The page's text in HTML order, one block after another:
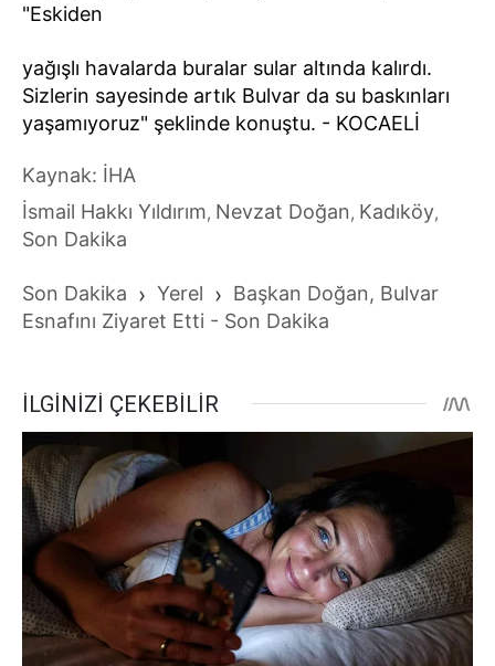
"Eskiden
yağışlı havalarda buralar sular altında kalırdı.
Sizlerin sayesinde artık Bulvar da su baskınları
yaşamıyoruz" şeklinde konuştu. - KOCAELİ
Kaynak: İHA
İsmail Hakkı Yıldırım, Nevzat Doğan, Kadıköy,
Son Dakika
Son Dakika › Yerel › Başkan Doğan, Bulvar
Esnafını Ziyaret Etti - Son Dakika